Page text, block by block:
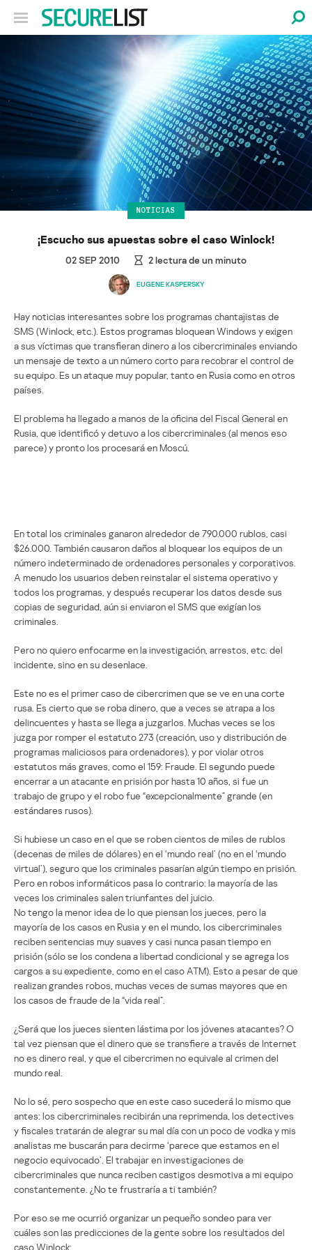
NOTICIAS
¡Escucho sus apuestas sobre el caso Winlock!
02 SEP 2010 2lectura de un minuto
EUGENE KASPERSKY
Hay noticias interesantes sobre los programas chantajistas de
SMS (Winlock, etc.). Estos programas bloquean Windows y exigen
a sus víctimas que transfieran dinero a los cibercriminales enviando
un mensaje de texto a un número corto para recobrar el control de
su equipo. Es un ataque muy popular, tanto en Rusia como en otros
países.
El problema ha llegado a manos de la oficina del Fiscal General en
Rusia, que identificó y detuvo a los cibercriminales (al menos eso
parece) y pronto los procesará en Moscú.
En total los criminales ganaron alrededor de 790.000 rublos, casi
$26.000. También causaron daños al bloquear los equipos de un
número indeterminado de ordenadores personales y corporativos.
A menudo los usuarios deben reinstalar el sistema operativo y
todos los programas, y después recuperar los datos desde sus
copias de seguridad, aún si enviaron el SMS que exigían los
criminales.
Pero no quiero enfocarme en la investigación, arrestos, etc. del
incidente, sino en su desenlace.
Este no es el primer caso de cibercrimen que se ve en una corte
rusa. Es cierto que se roba dinero, que a veces se atrapa a los
delincuentes y hasta se llega a juzgarlos. Muchas veces se los
juzga por romper el estatuto 273 (creación, uso y distribución de
programas maliciosos para ordenadores), y por violar otros
estatutos más graves, como el 159: Fraude. El segundo puede
encerrar a un atacante en prisión por hasta 10 años, si fue un
trabajo de grupo y el robo fue “excepcionalmente” grande (en
estándares rusos).
Si hubiese un caso en el que se roben cientos de miles de rublos
(decenas de miles de dólares) en el ‘mundo real’ (no en el ‘mundo
virtual’), seguro que los criminales pasarían algún tiempo en prisión.
Pero en robos informáticos pasa lo contrario: la mayoría de las
veces los criminales salen triunfantes del juicio.
No tengo la menor idea de lo que piensan los jueces, pero la
mayoría de los casos en Rusia y en el mundo, los cibercriminales
reciben sentencias muy suaves y casi nunca pasan tiempo en
prisión (sólo se los condena a libertad condicional y se agrega los
cargos a su expediente, como en el caso ATM). Esto a pesar de que
realizan grandes robos, muchas veces de sumas mayores que en
los casos de fraude de la “vida real”.
¿Será que los jueces sienten lástima por los jóvenes atacantes? O
tal vez piensan que el dinero que se transfiere a través de Internet
no es dinero real, y que el cibercrimen no equivale al crimen del
mundo real.
No lo sé, pero sospecho que en este caso sucederá lo mismo que
antes: los cibercriminales recibirán una reprimenda, los detectives
y fiscales tratarán de alegrar su mal día con un poco de vodka y mis
analistas me buscarán para decirme ‘parece que estamos en el
negocio equivocado’. El trabajar en investigaciones de
cibercriminales que nunca reciben castigos desmotiva a mi equipo
constantemente. ¿No te frustraría a ti también?
Por eso se me ocurrió organizar un pequeño sondeo para ver
cuáles son las predicciones de la gente sobre los resultados del
caso Winlock: